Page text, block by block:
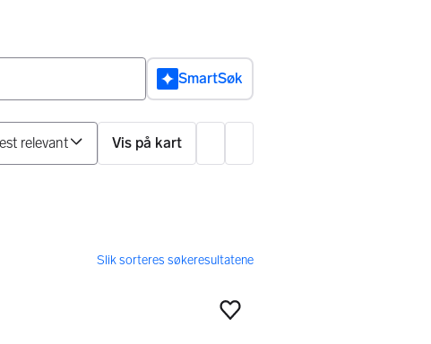
SmartSøk
Sorter på
Vis på kart